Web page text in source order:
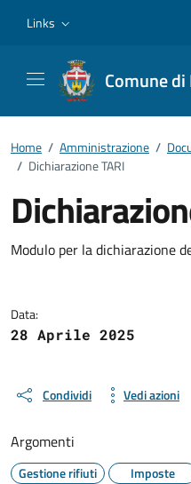
Links
Comune di
Home / Amministrazione /
/ Dichiarazione TARI
Dettagli del
Modulo per la dichiarazione
Data:
28 Aprile 2025
Condividi Vedi azioni
Argomenti
Gestione rifiuti Imposte